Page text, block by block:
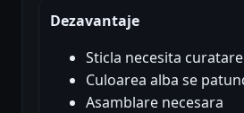
Dezavantaje
Sticla necesita
Culoarea alba se
Asamblare necesara